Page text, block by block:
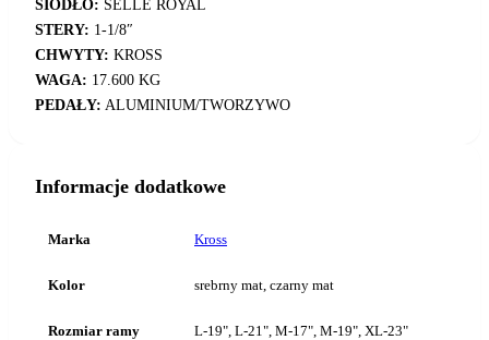
SIODŁO: SELLE ROYAL
STERY: 1-1/8″
CHWYTY: KROSS
WAGA: 17.600 KG
PEDAŁY: ALUMINIUM/TWORZYWO
Informacje dodatkowe
Marka Kross
Kolor srebrny mat, czarny mat
Rozmiar ramy L-19", L-21", M-17", M-19", XL-23"